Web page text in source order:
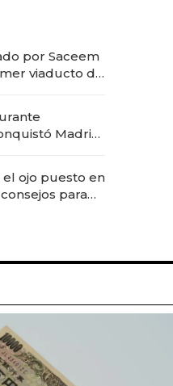
por Saceem
viaducto de
Madrid:
apertura
ojo puesto en
para